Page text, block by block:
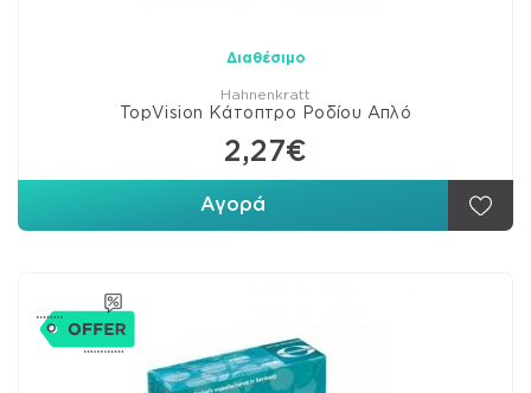
Διαθέσιμο
Hahnenkratt
TopVision Κάτοπτρο Ροδίου Απλό
2,27€
Αγορά